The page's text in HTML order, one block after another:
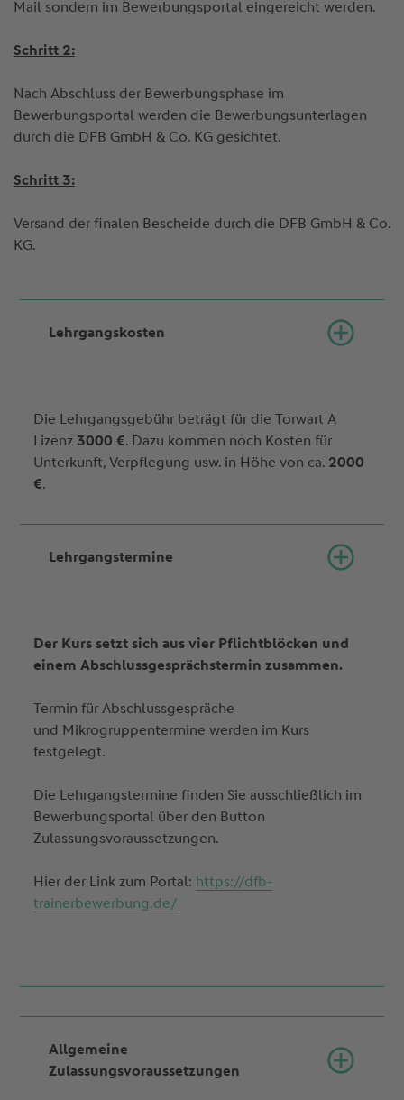
Mail sondern im Bewerbungsportal eingereicht werden.
Schritt 2:
Nach Abschluss der Bewerbungsphase im
Bewerbungsportal werden die Bewerbungsunterlagen
durch die DFB GmbH & Co. KG gesichtet.
Schritt 3:
Versand der finalen Bescheide durch die DFB GmbH & Co.
KG.
Lehrgangskosten
Die Lehrgangsgebühr beträgt für die Torwart A
Lizenz 3000 €. Dazu kommen noch Kosten für
Unterkunft, Verpflegung usw. in Höhe von ca. 2000
€.
Lehrgangstermine
Der Kurs setzt sich aus vier Pflichtblöcken und
einem Abschlussgesprächstermin zusammen.
Termin für Abschlussgespräche
und Mikrogruppentermine werden im Kurs
festgelegt.
Die Lehrgangstermine finden Sie ausschließlich im
Bewerbungsportal über den Button
Zulassungsvoraussetzungen.
Hier der Link zum Portal: https://dfb-
trainerbewerbung.de/
Allgemeine
Zulassungsvoraussetzungen